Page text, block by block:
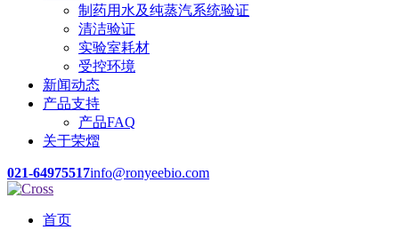
制药用水及纯蒸汽系统验证
清洁验证
实验室耗材
受控环境
新闻动态
产品支持
产品FAQ
关于荣熠
021-64975517info@ronyeebio.com
首页